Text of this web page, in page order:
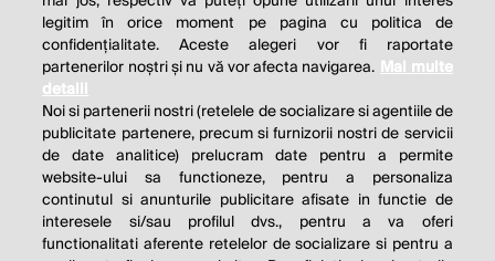
legitim în orice moment pe pagina cu politica de
confidențialitate. Aceste alegeri vor fi raportate
partenerilor noștri și nu vă vor afecta navigarea. Mai multe
detalii
Noi si partenerii nostri (retelele de socializare si agentiile de
publicitate partenere, precum si furnizorii nostri de servicii
de date analitice) prelucram date pentru a permite
website-ului sa functioneze, pentru a personaliza
continutul si anunturile publicitare afisate in functie de
interesele si/sau profilul dvs., pentru a va oferi
functionalitati aferente retelelor de socializare si pentru a